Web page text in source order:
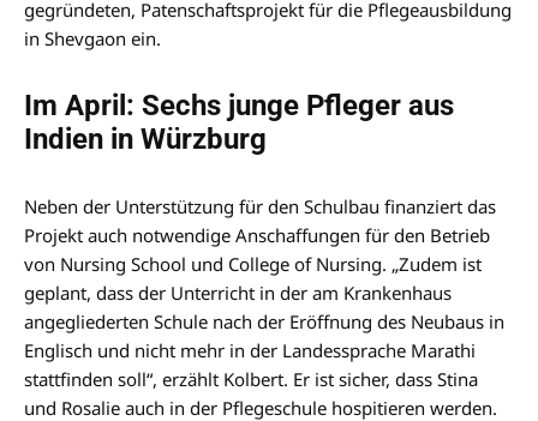
gegründeten, Patenschaftsprojekt für die Pflegeausbildung
in Shevgaon ein.
Im April: Sechs junge Pfleger aus
Indien in Würzburg
Neben der Unterstützung für den Schulbau finanziert das
Projekt auch notwendige Anschaffungen für den Betrieb
von Nursing School und College of Nursing. „Zudem ist
geplant, dass der Unterricht in der am Krankenhaus
angegliederten Schule nach der Eröffnung des Neubaus in
Englisch und nicht mehr in der Landessprache Marathi
stattfinden soll“, erzählt Kolbert. Er ist sicher, dass Stina
und Rosalie auch in der Pflegeschule hospitieren werden.